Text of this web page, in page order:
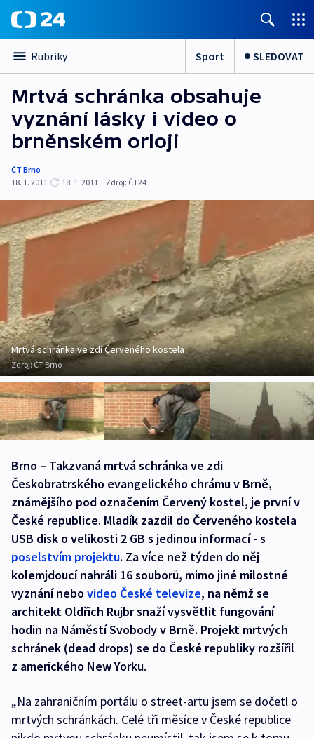
Rubriky Sport SLEDOVAT
Mrtvá schránka obsahuje
vyznání lásky i video o
brněnském orloji
ČT Brno
18. 1. 2011
18. 1. 2011 | Zdroj: ČT24
Mrtvá schránka ve zdi Červeného kostela
Zdroj: ČT Brno
Brno – Takzvaná mrtvá schránka ve zdi
Českobratrského evangelického chrámu v Brně,
známějšího pod označením Červený kostel, je první v
České republice. Mladík zazdil do Červeného kostela
USB disk o velikosti 2 GB s jedinou informací - s
poselstvím projektu. Za více než týden do něj
kolemjdoucí nahráli 16 souborů, mimo jiné milostné
vyznání nebovideo České televize, na němž se
architekt Oldřich Rujbr snaží vysvětlit fungování
hodin na Náměstí Svobody v Brně. Projekt mrtvých
schránek (dead drops) se do České republiky rozšířil
z amerického New Yorku.
„Na zahraničním portálu o street-artu jsem se dočetl o
mrtvých schránkách. Celé tři měsíce v České republice